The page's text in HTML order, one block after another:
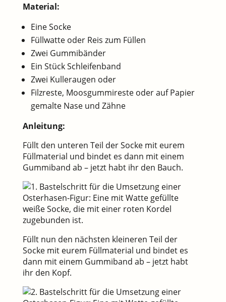
Material:
Eine Socke
Füllwatte oder Reis zum Füllen
Zwei Gummibänder
Ein Stück Schleifenband
Zwei Kulleraugen oder
Filzreste, Moosgummireste oder auf Papier
gemalte Nase und Zähne
Anleitung:
Füllt den unteren Teil der Socke mit eurem
Füllmaterial und bindet es dann mit einem
Gummiband ab – jetzt habt ihr den Bauch.
Füllt nun den nächsten kleineren Teil der
Socke mit eurem Füllmaterial und bindet es
dann mit einem Gummiband ab – jetzt habt
ihr den Kopf.